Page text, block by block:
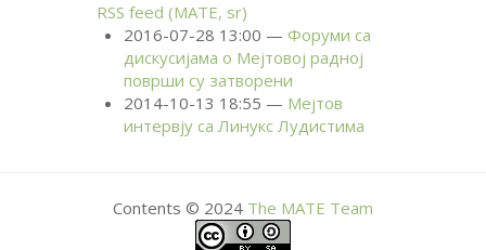
RSS feed (MATE, sr)
2016-07-28 13:00
Форуми са
дискусијама о Мејтовој радној
површи су затворени
2014-10-13 18:55
Мејтов
интервју са Линукс Лудистима
Contents © 2024 The MATE Team